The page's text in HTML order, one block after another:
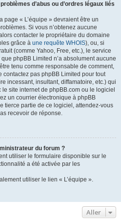
d’abus ou d’ordres légaux liés
page « L’équipe » devraient être un
Si vous n’obtenez aucune
contacter le propriétaire du domaine
grâce à une requête WHOIS), ou, si
(comme Yahoo, Free, etc.), le service
phpBB Limited n’a absolument aucune
tenu comme responsable de comment,
contactez pas phpBB Limited pour tout
incessant, insultant, diffamatoire, etc.) qui
site internet de phpBB.com ou le logiciel
un courrier électronique à phpBB
tierce partie de ce logiciel, attendez-vous
recevoir de réponse.
du forum ?
utiliser le formulaire disponible sur le
a été activée par les
utiliser le lien « L’équipe ».
Aller